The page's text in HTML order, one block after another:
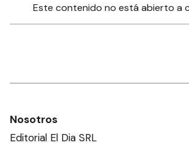
Este contenido no está abierto a
Nosotros
Editorial El Dia SRL